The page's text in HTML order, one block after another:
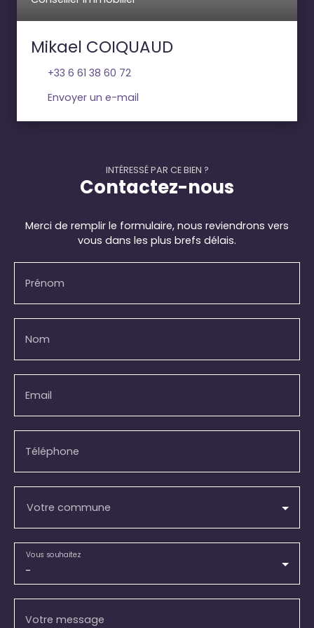
Mikael COIQUAUD
+33 6 61 38 60 72
Envoyer un e-mail
INTÉRESSÉ PAR CE BIEN ?
Contactez-nous
Merci de remplir le formulaire, nous reviendrons vers
vous dans les plus brefs délais.
Prénom
Nom
Email
Téléphone
Votre commune
-
Vous souhaitez
Votre message